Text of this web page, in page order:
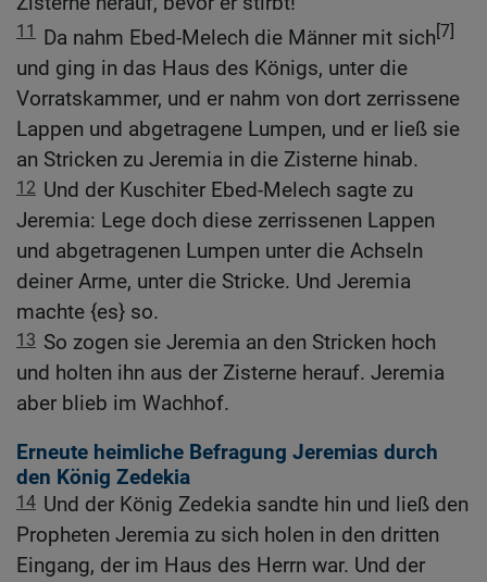
11 Da nahm Ebed-Melech die Männer mit sich[7]
und ging in das Haus des Königs, unter die
Vorratskammer, und er nahm von dort zerrissene
Lappen und abgetragene Lumpen, und er ließ sie
an Stricken zu Jeremia in die Zisterne hinab.
12 Und der Kuschiter Ebed-Melech sagte zu
Jeremia: Lege doch diese zerrissenen Lappen
und abgetragenen Lumpen unter die Achseln
deiner Arme, unter die Stricke. Und Jeremia
machte {es} so.
13 So zogen sie Jeremia an den Stricken hoch
und holten ihn aus der Zisterne herauf. Jeremia
aber blieb im Wachhof.
Erneute heimliche Befragung Jeremias durch
den König Zedekia
14 Und der König Zedekia sandte hin und ließ den
Propheten Jeremia zu sich holen in den dritten
Eingang, der im Haus des Herrn war. Und der